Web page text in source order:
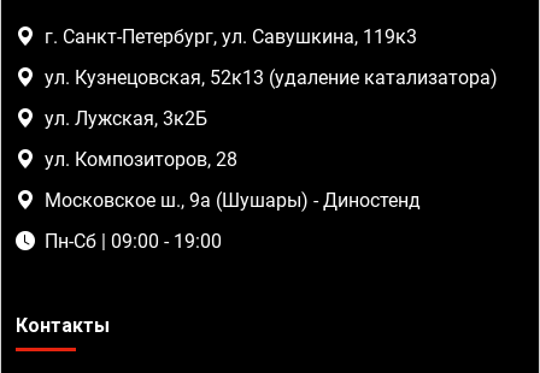
г. Санкт-Петербург, ул. Савушкина, 119к3
ул. Кузнецовская, 52к13 (удаление катализатора)
ул. Лужская, 3к2Б
ул. Композиторов, 28
Московское ш., 9а (Шушары) - Диностенд
Пн-Сб | 09:00 - 19:00
Контакты